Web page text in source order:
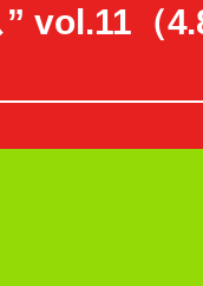
vol.11（